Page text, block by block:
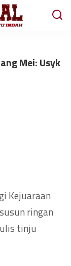
Mei: Usyk
Kejuaraan
ringan
tinju